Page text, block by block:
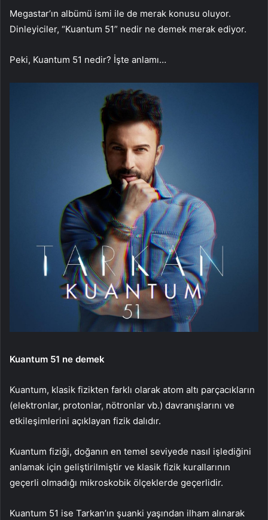
Megastar’ın albümü ismi ile de merak konusu oluyor.
Dinleyiciler, “Kuantum 51” nedir ne demek merak ediyor.
Peki, Kuantum 51 nedir? İşte anlamı…
Kuantum 51 ne demek
Kuantum, klasik fizikten farklı olarak atom altı parçacıkların
(elektronlar, protonlar, nötronlar vb.) davranışlarını ve
etkileşimlerini açıklayan fizik dalıdır.
Kuantum fiziği, doğanın en temel seviyede nasıl işlediğini
anlamak için geliştirilmiştir ve klasik fizik kurallarının
geçerli olmadığı mikroskobik ölçeklerde geçerlidir.
Kuantum 51 ise Tarkan’ın şuanki yaşından ilham alınarak